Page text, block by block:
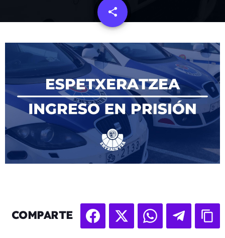
share
email
COMPARTE